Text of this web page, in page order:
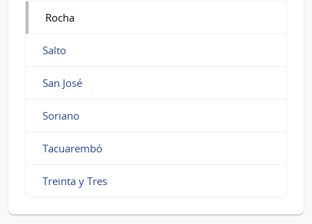
Rocha
Salto
San José
Soriano
Tacuarembó
Treinta y Tres